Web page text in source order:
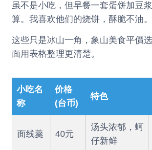
虽不是小吃，但早餐一套蛋饼加豆
算。我喜欢他们的烧饼，酥脆不油。
这些只是冰山一角，象山美食平價
面用表格整理更清楚。
小吃名
称
价格
(台币)
特色
面线羹 40元
汤头浓郁，蚵
仔新鲜